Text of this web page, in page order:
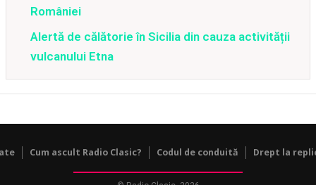
României
Alertă de călătorie în Sicilia din cauza activității
vulcanului Etna
Cum ascult Radio Clasic? Codul de conduită Drept la